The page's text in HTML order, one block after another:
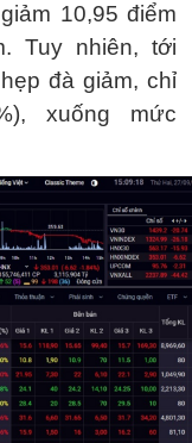
10,95 điểm
Tuy nhiên, tới
đà giảm, chỉ
xuống mức